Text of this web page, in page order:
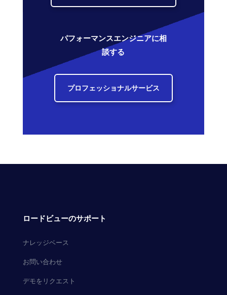
パフォーマンスエンジニアに相
談する
プロフェッショナルサービス
ロードビューのサポート
ナレッジベース
お問い合わせ
デモをリクエスト